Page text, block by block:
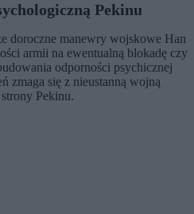
Pekinu
doroczne manewry wojskowe Han
armii na ewentualną blokadę czy
odporności psychicznej
zmaga się z nieustanną wojną
Pekinu.